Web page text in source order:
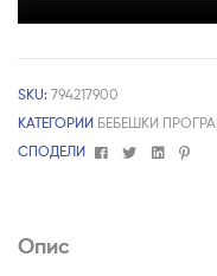
SKU: 794217900
КАТЕГОРИИ БЕБЕШКИ
СПОДЕЛИ
FacebookTwitterLinkedin
Опис